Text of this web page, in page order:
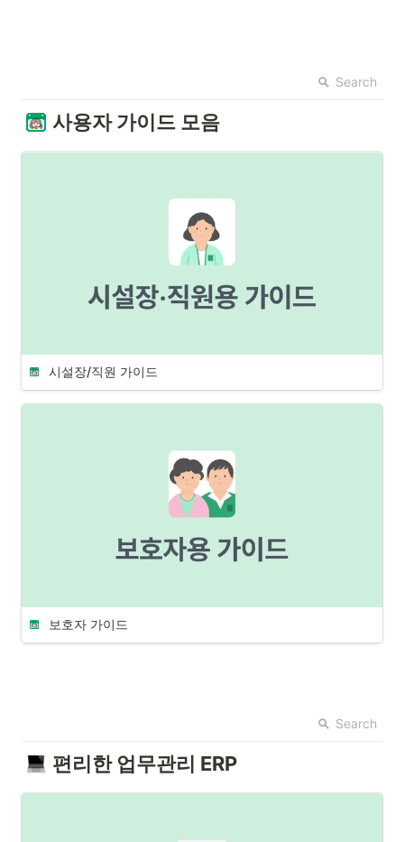
Search
사용자 가이드 모음
시설장/직원 가이드
보호자 가이드
Search
편리한 업무관리 ERP